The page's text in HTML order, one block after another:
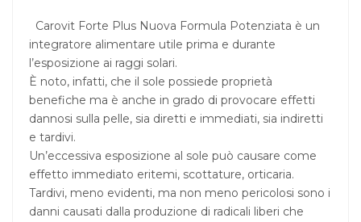
Carovit Forte Plus Nuova Formula Potenziata è un
integratore alimentare utile prima e durante
l’esposizione ai raggi solari.
È noto, infatti, che il sole possiede proprietà
benefiche ma è anche in grado di provocare effetti
dannosi sulla pelle, sia diretti e immediati, sia indiretti
e tardivi.
Un’eccessiva esposizione al sole può causare come
effetto immediato eritemi, scottature, orticaria.
Tardivi, meno evidenti, ma non meno pericolosi sono i
danni causati dalla produzione di radicali liberi che